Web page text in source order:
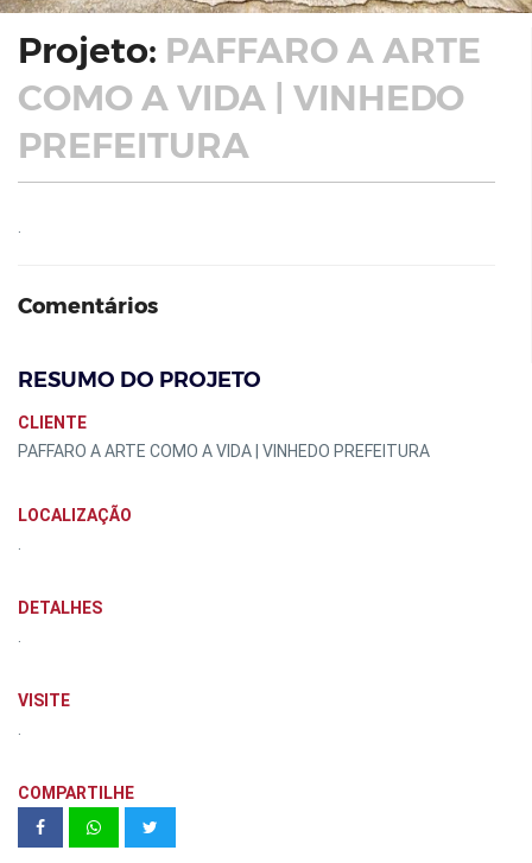
Projeto: PAFFARO A ARTE
COMO A VIDA | VINHEDO
PREFEITURA
Comentários
RESUMO DO PROJETO
CLIENTE
PAFFARO A ARTE COMO A VIDA | VINHEDO PREFEITURA
LOCALIZAÇÃO
DETALHES
VISITE
COMPARTILHE